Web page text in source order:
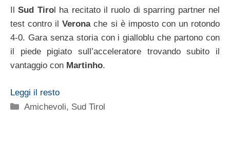
IlSud Tirol ha recitato il ruolo di sparring partner nel
test contro ilVeronache si è imposto con un rotondo
4-0. Gara senza storia con i gialloblu che partono con
il piede pigiato sull’acceleratore trovando subito il
vantaggio con Martinho.
Leggi il resto
Categorie
Amichevoli, Sud Tirol